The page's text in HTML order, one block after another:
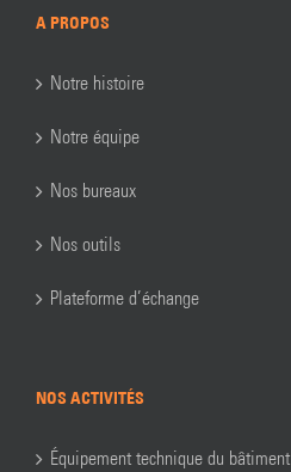
A PROPOS
Notre histoire
Notre équipe
Nos bureaux
Nos outils
Plateforme d’échange
NOS ACTIVITÉS
Équipement technique du bâtiment